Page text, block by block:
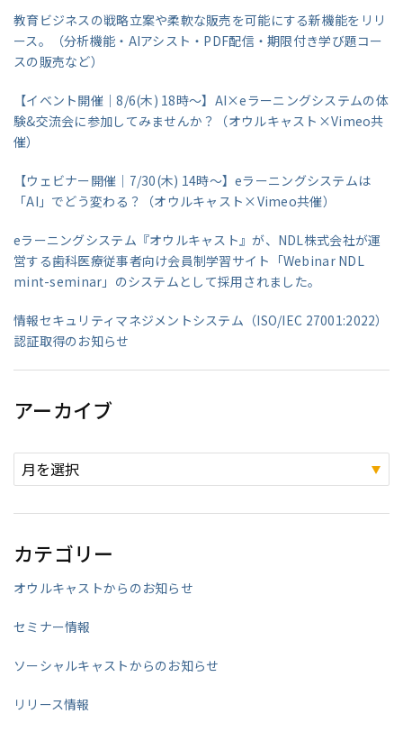
教育ビジネスの戦略立案や柔軟な販売を可能にする新機能をリリ
ース。（分析機能・AIアシスト・PDF配信・期限付き学び題コー
スの販売など）
【イベント開催｜8/6(木) 18時～】AI×eラーニングシステムの体
験&交流会に参加してみませんか？（オウルキャスト×Vimeo共
催）
【ウェビナー開催｜7/30(木) 14時～】eラーニングシステムは
「AI」でどう変わる？（オウルキャスト×Vimeo共催）
eラーニングシステム『オウルキャスト』が、NDL株式会社が運
営する歯科医療従事者向け会員制学習サイト「Webinar NDL
mint-seminar」のシステムとして採用されました。
情報セキュリティマネジメントシステム（ISO/IEC 27001:2022）
認証取得のお知らせ
アーカイブ
カテゴリー
オウルキャストからのお知らせ
セミナー情報
ソーシャルキャストからのお知らせ
リリース情報